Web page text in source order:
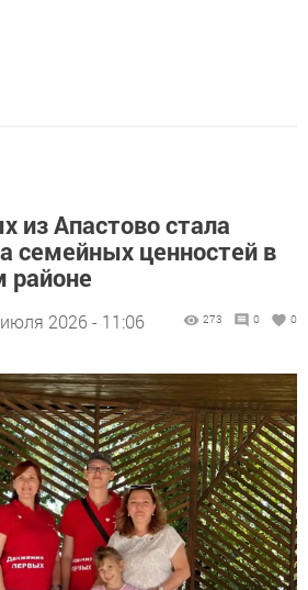
из Апастово стала
семейных ценностей в
районе
2026 - 11:06 273 0 0